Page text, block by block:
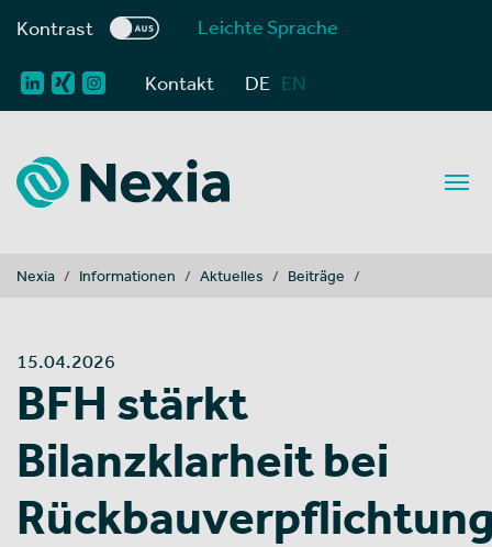
Kontrast Leichte Sprache
Kontakt DE EN
You are here:
Nexia Informationen Aktuelles Beiträge
15.04.2026
BFH stärkt
Bilanzklarheit bei